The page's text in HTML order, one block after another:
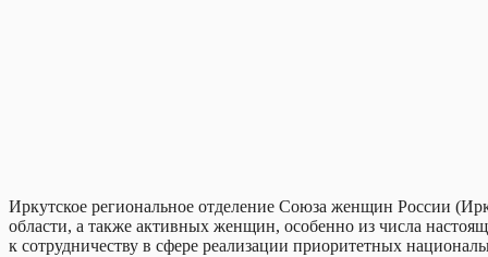
Иркутское региональное отделение Союза женщин России
области, а также активных женщин, особенно из числа
к сотрудничеству в сфере реализации приоритетных